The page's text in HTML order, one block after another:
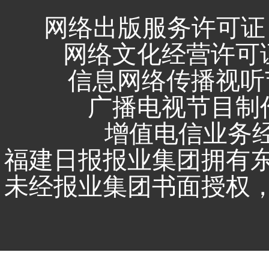
网络出版服务许可
网络文化经营许可
信息网络传播视
广播电视节目
增值电信业务
福建日报报业集团拥有
未经报业集团书面授权